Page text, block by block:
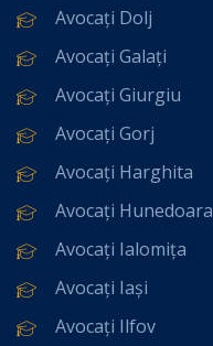
Avocați Dolj
Avocați Galați
Avocați Giurgiu
Avocați Gorj
Avocați Harghita
Avocați Hunedoara
Avocați Ialomița
Avocați Iași
Avocați Ilfov